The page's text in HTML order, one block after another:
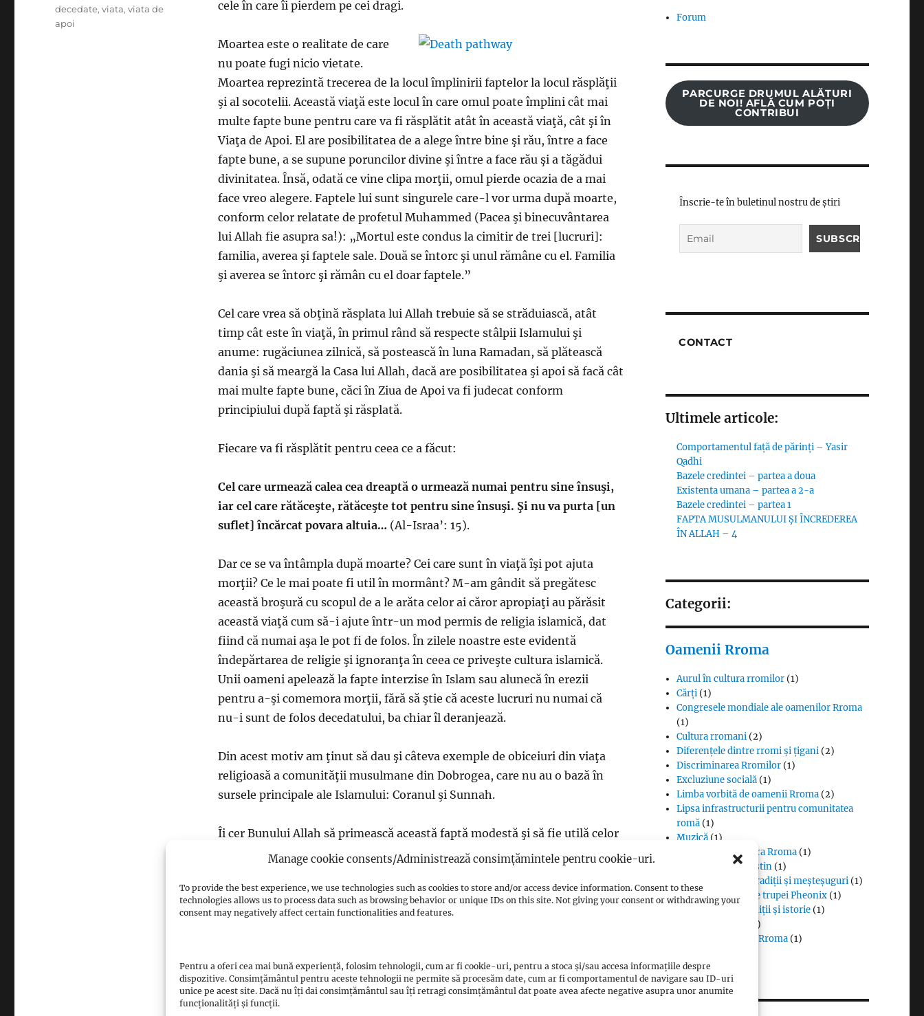
Manage cookie consents/Administrează consimțămintele pentru cookie-uri.
To provide the best experience, we use technologies such as cookies to store and/or access device information. Consent to these
technologies allows us to process data such as browsing behavior or unique IDs on this site. Not giving your consent or withdrawing your
consent may negatively affect certain functionalities and features.
Pentru a oferi cea mai bună experiență, folosim tehnologii, cum ar fi cookie-uri, pentru a stoca și/sau accesa informațiile despre
dispozitive. Consimțământul pentru aceste tehnologii ne permite să procesăm date, cum ar fi comportamentul de navigare sau ID-uri
unice pe acest site. Dacă nu îți dai consimțământul sau îți retragi consimțământul dat poate avea afecte negative asupra unor anumite
funcționalități și funcții.
cele în care îi pierdem pe cei dragi.
Moartea este o realitate de care
nu poate fugi nicio vietate.
Moartea reprezintă trecerea de la locul împlinirii faptelor la locul răsplăţii
şi al socotelii. Această viaţă este locul în care omul poate împlini cât mai
multe fapte bune pentru care va fi răsplătit atât în această viaţă, cât şi în
Viaţa de Apoi. El are posibilitatea de a alege între bine şi rău, între a face
fapte bune, a se supune poruncilor divine şi între a face rău şi a tăgădui
divinitatea. Însă, odată ce vine clipa morţii, omul pierde ocazia de a mai
face vreo alegere. Faptele lui sunt singurele care-l vor urma după moarte,
conform celor relatate de profetul Muhammed (Pacea şi binecuvântarea
lui Allah fie asupra sa!): „Mortul este condus la cimitir de trei [lucruri]:
familia, averea şi faptele sale. Două se întorc şi unul rămâne cu el. Familia
şi averea se întorc şi rămân cu el doar faptele.”
Cel care vrea să obţină răsplata lui Allah trebuie să se străduiască, atât
timp cât este în viaţă, în primul rând să respecte stâlpii Islamului şi
anume: rugăciunea zilnică, să postească în luna Ramadan, să plătească
dania şi să meargă la Casa lui Allah, dacă are posibilitatea şi apoi să facă cât
mai multe fapte bune, căci în Ziua de Apoi va fi judecat conform
principiului după faptă şi răsplată.
Fiecare va fi răsplătit pentru ceea ce a făcut:
Cel care urmează calea cea dreaptă o urmează numai pentru sine însuşi,
iar cel care rătăceşte, rătăceşte tot pentru sine însuşi. Şi nu va purta [un
suflet] încărcat povara altuia… (Al-Israa’: 15).
Dar ce se va întâmpla după moarte? Cei care sunt în viaţă îşi pot ajuta
morţii? Ce le mai poate fi util în mormânt? M-am gândit să pregătesc
această broşură cu scopul de a le arăta celor ai căror apropiaţi au părăsit
această viaţă cum să-i ajute într-un mod permis de religia islamică, dat
fiind că numai aşa le pot fi de folos. În zilele noastre este evidentă
îndepărtarea de religie şi ignoranţa în ceea ce priveşte cultura islamică.
Unii oameni apelează la fapte interzise în Islam sau alunecă în erezii
pentru a-şi comemora morţii, fără să ştie că aceste lucruri nu numai că
nu-i sunt de folos decedatului, ba chiar îl deranjează.
Din acest motiv am ţinut să dau şi câteva exemple de obiceiuri din viaţa
religioasă a comunităţii musulmane din Dobrogea, care nu au o bază în
sursele principale ale Islamului: Coranul şi Sunnah.
Îi cer Bunului Allah să primească această faptă modestă şi să fie utilă celor
care o vor citi.
Views: 3
Facebook
decedate,viata,viata de
apoi
Forum
PARCURGE DRUMUL ALĂTURI
DE NOI! AFLĂ CUM POȚI
CONTRIBUI
Înscrie-te în buletinul nostru de știri
CONTACT
Ultimele articole:
Comportamentul față de părinți – Yasir
Qadhi
Bazele credintei – partea a doua
Existenta umana – partea a 2-a
Bazele credintei – partea 1
FAPTA MUSULMANULUI ŞI ÎNCREDEREA
ÎN ALLAH – 4
Categorii:
Oamenii Rroma
Aurul în cultura rromilor (1)
Cărți (1)
Congresele mondiale ale oamenilor Rroma
(1)
Cultura rromani (2)
Diferențele dintre rromi și țigani (2)
Discriminarea Rromilor (1)
Excluziune socială (1)
Limba vorbită de oamenii Rroma (2)
Lipsa infrastructurii pentru comunitatea
romă (1)
Muzică(1)
Proverbe din cultura Rroma (1)
Romii și cultul creștin (1)
Rromii căldărari: tradiții și meșteșuguri (1)
Rromii în melodiile trupei Pheonix (1)
Rromii slătari: tradiții și istorie (1)
(1)
Steagul oamenilor Rroma (1)